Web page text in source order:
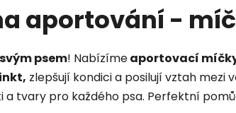
aportování -
psem! Nabízímeaportovací
zlepšují kondici a posilují vztah mezi
a tvary pro každého psa. Perfektní